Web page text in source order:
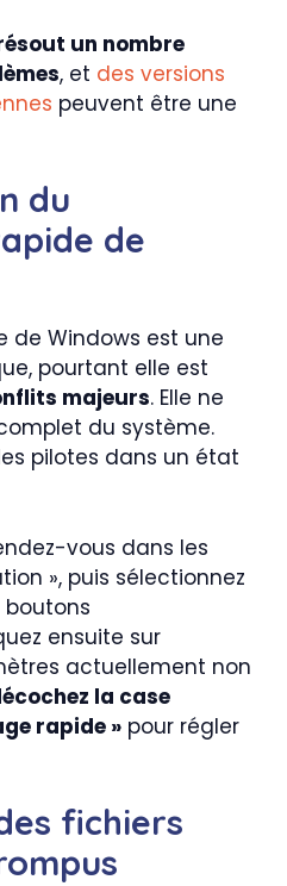
un nombre
, et des versions
peuvent être une
du
de
de Windows est une
pourtant elle est
majeurs. Elle ne
du système.
pilotes dans un état
vous dans les
», puis sélectionnez
boutons
ensuite sur
actuellement non
la case
rapide » pour régler
fichiers